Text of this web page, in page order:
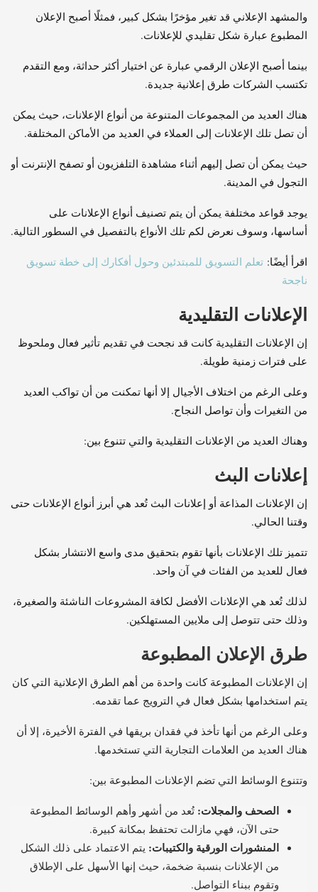
والمشهد الإعلاني قد تغير مؤخرًا بشكل كبير، فمثلًا أصبح الإعلان
المطبوع عبارة شكل تقليدي للإعلانات.
بينما أصبح الإعلان الرقمي عبارة عن اختيار أكثر حداثة، ومع التقدم
تكتسب الشركات طرق إعلانية جديدة.
هناك العديد من المجموعات المتنوعة من أنواع الإعلانات، حيث يمكن
أن تصل تلك الإعلانات إلى العملاء في العديد من الأماكن المختلفة.
حيث يمكن أن تصل إليهم أثناء مشاهدة التلفزيون أو تصفح الإنترنت أو
التجول في المدينة.
يوجد قواعد مختلفة يمكن أن يتم تصنيف أنواع الإعلانات على
أساسها، وسوف نعرض لكم تلك الأنواع بالتفصيل في السطور التالية.
اقرأ أيضًا: تعلم التسويق للمبتدئين وحول أفكارك إلى خطة تسويق
ناجحة
الإعلانات التقليدية
إن الإعلانات التقليدية كانت قد نجحت في تقديم تأثير فعال وملحوظ
على فترات زمنية طويلة.
وعلى الرغم من اختلاف الأجيال إلا أنها تمكنت من أن تواكب العديد
من التغيرات وأن تواصل النجاح.
وهناك العديد من الإعلانات التقليدية والتي تتنوع بين:
إعلانات البث
إن الإعلانات المذاعة أو إعلانات البث تُعد هي أبرز أنواع الإعلانات حتى
وقتنا الحالي.
تتميز تلك الإعلانات بأنها تقوم بتحقيق مدى واسع الانتشار بشكل
فعال للعديد من الفئات في آن واحد.
لذلك تُعد هي الإعلانات الأفضل لكافة المشروعات الناشئة والصغيرة،
وذلك حتى تتوصل إلى ملايين المستهلكين.
طرق الإعلان المطبوعة
إن الإعلانات المطبوعة كانت واحدة من أهم الطرق الإعلانية التي كان
يتم استخدامها بشكل فعال في الترويج عما تقدمه.
وعلى الرغم من أنها تأخذ في فقدان بريقها في الفترة الأخيرة، إلا أن
هناك العديد من العلامات التجارية التي تستخدمها.
وتتنوع الوسائط التي تضم الإعلانات المطبوعة بين:
الصحف والمجلات: تُعد من أشهر وأهم الوسائط المطبوعة
حتى الآن، فهي مازالت تحتفظ بمكانة كبيرة.
المنشورات الورقية والكتيبات: يتم الاعتماد على ذلك الشكل
من الإعلانات بنسبة ضخمة، حيث إنها الأسهل على الإطلاق
وتقوم ببناء التواصل.